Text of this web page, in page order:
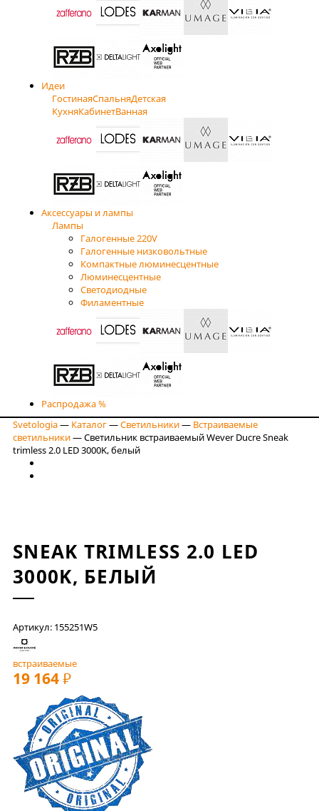
Идеи
ГостинаяСпальняДетская
КухняКабинетВанная
Аксессуары и лампы
Лампы
Галогенные 220V
Галогенные низковольтные
Компактные люминесцентные
Люминесцентные
Светодиодные
Филаментные
Распродажа %
Svetologia— Каталог—Светильники— Встраиваемые
светильники—Светильник встраиваемый Wever Ducre Sneak
trimless 2.0 LED 3000K, белый
SNEAK TRIMLESS 2.0 LED
3000K, БЕЛЫЙ
Артикул: 155251W5
встраиваемые
19 164 РУБ